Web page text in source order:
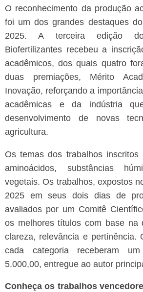
O reconhecimento da produção
foi um dos grandes destaques
2025. A terceira edição
Biofertilizantes recebeu a
acadêmicos, dos quais quatro
duas premiações, Mérito
Inovação, reforçando a
acadêmicas e da indústria
desenvolvimento de novas
agricultura.
Os temas dos trabalhos inscritos
aminoácidos, substâncias
vegetais. Os trabalhos, expostos
2025 em seus dois dias de
avaliados por um Comitê
os melhores títulos com base na
clareza, relevância e pertinência.
cada categoria receberam
5.000,00, entregue ao autor
Conheça os trabalhos